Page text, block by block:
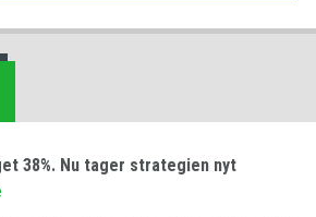
38%. Nu tager strategien nyt